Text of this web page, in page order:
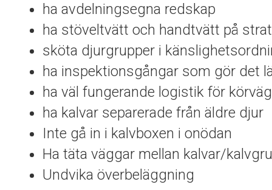
ha avdelningsegna redskap
ha stöveltvätt och handtvätt på
sköta djurgrupper i
ha inspektionsgångar som gör det
ha väl fungerande logistik för
ha kalvar separerade från äldre djur
Inte gå in i kalvboxen i onödan
Ha täta väggar mellan kalvar/
Undvika överbeläggning